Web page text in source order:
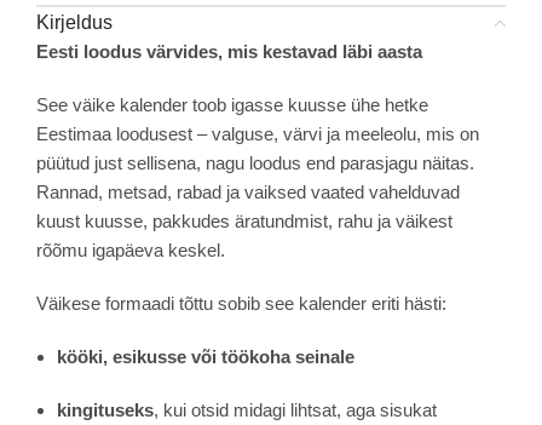
Kirjeldus
Eesti loodus värvides, mis kestavad läbi aasta
See väike kalender toob igasse kuusse ühe hetke
Eestimaa loodusest – valguse, värvi ja meeleolu, mis on
püütud just sellisena, nagu loodus end parasjagu näitas.
Rannad, metsad, rabad ja vaiksed vaated vahelduvad
kuust kuusse, pakkudes äratundmist, rahu ja väikest
rõõmu igapäeva keskel.
Väikese formaadi tõttu sobib see kalender eriti hästi:
kööki, esikusse või töökoha seinale
kingituseks, kui otsid midagi lihtsat, aga sisukat